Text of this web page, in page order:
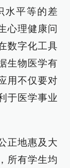
水平等的差
心理健康问
数字化工具
生物医学有
用不仅要对
于医学事业
正地惠及大
所有学生均